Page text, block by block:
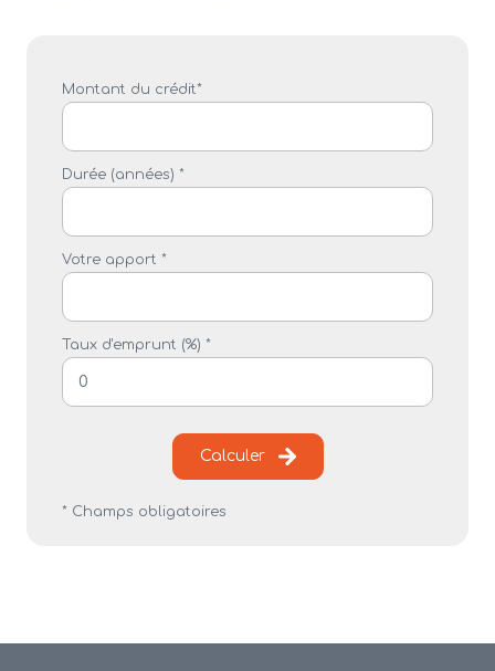
Montant du crédit*
Durée (années) *
Votre apport *
Taux d'emprunt (%) *
Calculer
* Champs obligatoires